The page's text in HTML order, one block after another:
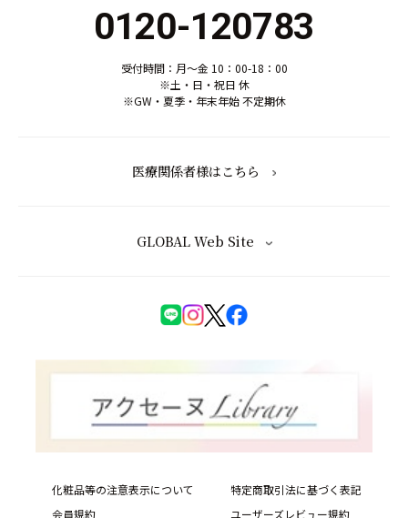
0120-120783
受付時間：月～金 10：00-18：00
※土・日・祝日 休
※GW・夏季・年末年始 不定期休
医療関係者様はこちら
GLOBAL Web Site
化粧品等の注意表示について
特定商取引法に基づく表記
会員規約
ユーザーズレビュー規約